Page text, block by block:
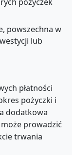
powszechna w
lub
płatności
pożyczki i
dodatkowa
prowadzić
trwania